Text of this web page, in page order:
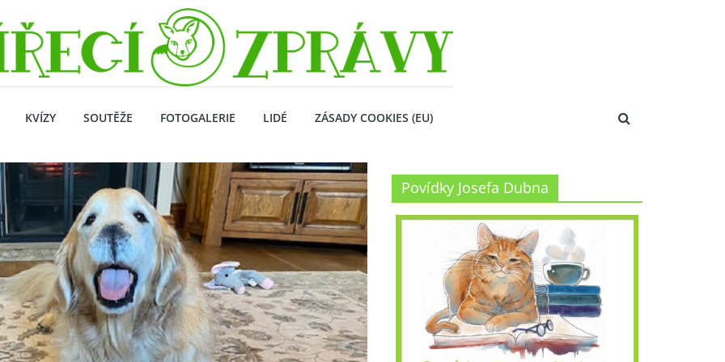
KVÍZY SOUTĚŽE FOTOGALERIE LIDÉ ZÁSADY COOKIES (EU)
Povídky Josefa Dubna